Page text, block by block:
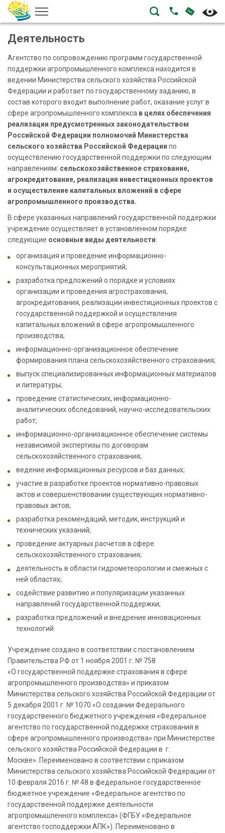
ПОЗВОНИТЬ
Деятельность
Агентство по сопровождению программ государственной
поддержки агропромышленного комплекса находится в
ведении Министерства сельского хозяйства Российской
Федерации и работает по государственному заданию, в
состав которого входит выполнение работ, оказание услуг в
сфере агропромышленного комплекса в целях обеспечения
реализации предусмотренных законодательством
Российской Федерации полномочий Министерства
сельского хозяйства Российской Федерации по
осуществлению государственной поддержки по следующим
направлениям: сельскохозяйственное страхование,
агрокредитование, реализация инвестиционных проектов
и осуществление капитальных вложений в сфере
агропромышленного производства.
В сфере указанных направлений государственной поддержки
учреждение осуществляет в установленном порядке
следующие основные виды деятельности:
организация и проведение информационно-
консультационных мероприятий;
разработка предложений о порядке и условиях
организации и проведения агрострахования,
агрокредитования, реализации инвестиционных проектов с
государственной поддержкой и осуществления
капитальных вложений в сфере агропромышленного
производства;
информационно-организационное обеспечение
формирования плана сельскохозяйственного страхования;
выпуск специализированных информационных материалов
и литературы;
проведение статистических, информационно-
аналитических обследований, научно-исследовательских
работ;
информационно-организационное обеспечение системы
независимой экспертизы по договорам
сельскохозяйственного страхования;
ведение информационных ресурсов и баз данных;
участие в разработке проектов нормативно-правовых
актов и совершенствовании существующих нормативно-
правовых актов;
разработка рекомендаций, методик, инструкций и
технических указаний;
проведение актуарных расчетов в сфере
сельскохозяйственного страхования;
деятельность в области гидрометеорологии и смежных с
ней областях;
содействие развитию и популяризации указанных
направлений государственной поддержки;
разработка предложений и внедрение инновационных
технологий.
Учреждение создано в соответствии с постановлением
Правительства РФ от 1 ноября 2001 г. № 758
«О государственной поддержке страхования в сфере
агропромышленного производства» и приказом
Министерства сельского хозяйства Российской Федерации от
5 декабря 2001 г. № 1070 «О создании Федерального
государственного бюджетного учреждения «Федеральное
агентство по государственной поддержке страхования в
сфере агропромышленного производства» при Министерстве
сельского хозяйства Российской Федерации в г.
Москве». Переименовано в соответствии с приказом
Министерства сельского хозяйства Российской Федерации от
10 февраля 2016 г. № 48 в федеральное государственное
бюджетное учреждение «Федеральное агентство по
государственной поддержке деятельности
агропромышленного комплекса» (ФГБУ «Федеральное
агентство господдержки АПК»). Переименовано в